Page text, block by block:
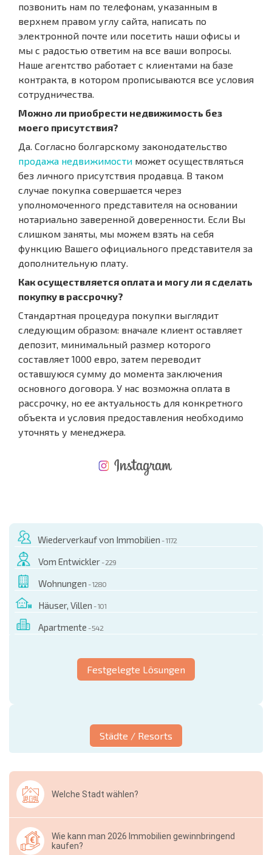
позвонить нам по телефонам, указанным в
верхнем правом углу сайта, написать по
электронной почте или посетить наши офисы и
мы с радостью ответим на все ваши вопросы.
Наше агентство работает с клиентами на базе
контракта, в котором прописываются все условия
сотрудничества.
Можно ли приобрести недвижимость без
моего присутствия?
Да. Согласно болгарскому законодательство
продажа недвижимости может осуществляться
без личного присутствия продавца. В таком
случае покупка совершается через
уполномоченного представителя на основании
нотариально заверенной доверенности. Если Вы
слишком заняты, мы можем взять на себя
функцию Вашего официального представителя за
дополнительную плату.
Как осуществляется оплата и могу ли я сделать
покупку в рассрочку?
Стандартная процедура покупки выглядит
следующим образом: вначале клиент оставляет
депозит, минимальный размер которого
составляет 1000 евро, затем переводит
оставшуюся сумму до момента заключения
основного договора. У нас возможна оплата в
рассрочку, но ее актуальность для конкретного
объекта и условия предоставления необходимо
уточнять у менеджера.
Wiederverkauf von Immobilien - 1172
Vom Entwickler - 229
Wohnungen - 1280
Häuser, Villen - 101
Apartmente - 542
Festgelegte Lösungen
Städte / Resorts
Welche Stadt wählen?
Wie kann man 2026 Immobilien gewinnbringend
kaufen?